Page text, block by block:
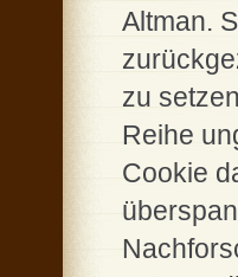
Altman.
zu
Reihe
Cookie